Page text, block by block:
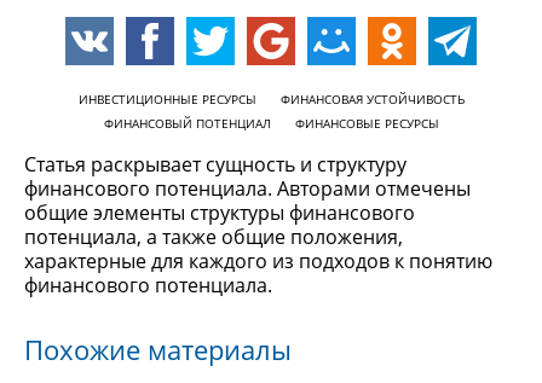
ИНВЕСТИЦИОННЫЕ РЕСУРСЫ
ФИНАНСОВАЯ УСТОЙЧИВОСТЬ
ФИНАНСОВЫЙ ПОТЕНЦИАЛ
ФИНАНСОВЫЕ РЕСУРСЫ
Статья раскрывает сущность и структуру
финансового потенциала. Авторами отмечены
общие элементы структуры финансового
потенциала, а также общие положения,
характерные для каждого из подходов к понятию
финансового потенциала.
Похожие материалы